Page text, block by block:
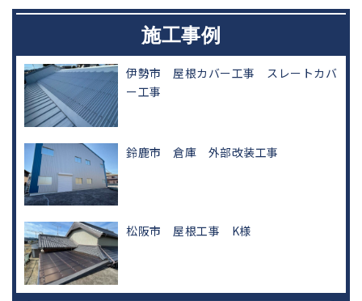
施工事例
伊勢市 屋根カバー工事 スレートカバ
ー工事
鈴鹿市 倉庫 外部改装工事
松阪市 屋根工事 K様